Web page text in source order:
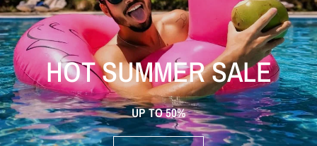
HOTSUMMERSALE
UPTO50%